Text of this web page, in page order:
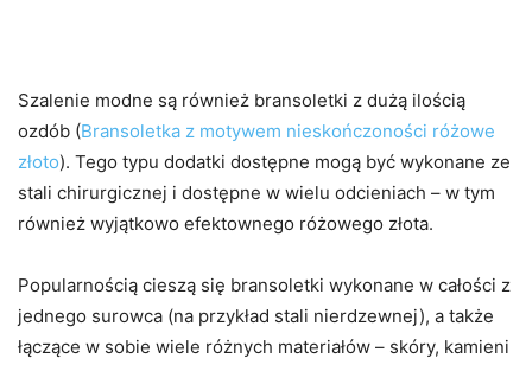
Szalenie modne są również bransoletki z dużą ilością
ozdób (Bransoletka z motywem nieskończoności różowe
złoto). Tego typu dodatki dostępne mogą być wykonane ze
stali chirurgicznej i dostępne w wielu odcieniach – w tym
również wyjątkowo efektownego różowego złota.
Popularnością cieszą się bransoletki wykonane w całości z
jednego surowca (na przykład stali nierdzewnej), a także
łączące w sobie wiele różnych materiałów – skóry, kamieni